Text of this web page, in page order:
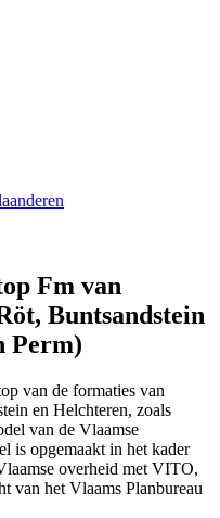
Fm van
Buntsandstein
Perm)
van de formaties van
en Helchteren, zoals
van de Vlaamse
is opgemaakt in het kader
overheid met VITO,
van het Vlaams Planbureau